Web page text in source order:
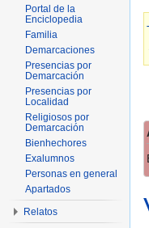
Portal de la
Enciclopedia
Familia
Demarcaciones
Presencias por
Demarcación
Presencias por
Localidad
Religiosos por
Demarcación
Bienhechores
Exalumnos
Personas en general
Apartados
Relatos